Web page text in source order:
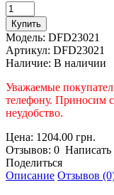
Модель: DFD23021
Артикул: DFD23021
Наличие: В наличии
Уважаемые
телефону. Приносим
неудобство.
Цена: 1204.00 грн.
Отзывов: 0 Написать
Поделиться
Описание Отзывов